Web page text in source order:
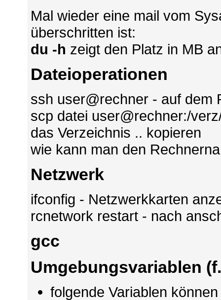
Mal wieder eine mail vom
überschritten ist:
du -h zeigt den Platz in MB
Dateioperationen
ssh user@rechner - auf dem
scp datei user@rechner:/
das Verzeichnis .. kopieren
wie kann man den
Netzwerk
ifconfig - Netzwerkkarten
rcnetwork restart - nach
gcc
Umgebungsvariablen
folgende Variablen